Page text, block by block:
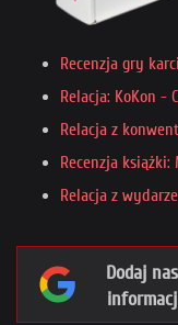
Recenzja gry
Relacja: KoKon -
Relacja z
Recenzja
Relacja z
Dodaj